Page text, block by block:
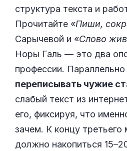
структура текста и
Прочитайте «Пиши,
Сарычевой и «Слово
Норы Галь — это два
профессии. Параллельно
переписывать чужие
слабый текст из
его, фиксируя, что
зачем. К концу третьего
должно накопиться